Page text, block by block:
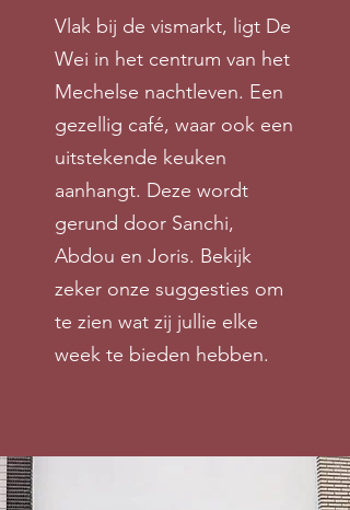
Vlak bij de vismarkt, ligt De
Wei in het centrum van het
Mechelse nachtleven. Een
gezellig café, waar ook een
uitstekende keuken
aanhangt. Deze wordt
gerund door Sanchi,
Abdou en Joris. Bekijk
zeker onze suggesties om
te zien wat zij jullie elke
week te bieden hebben.